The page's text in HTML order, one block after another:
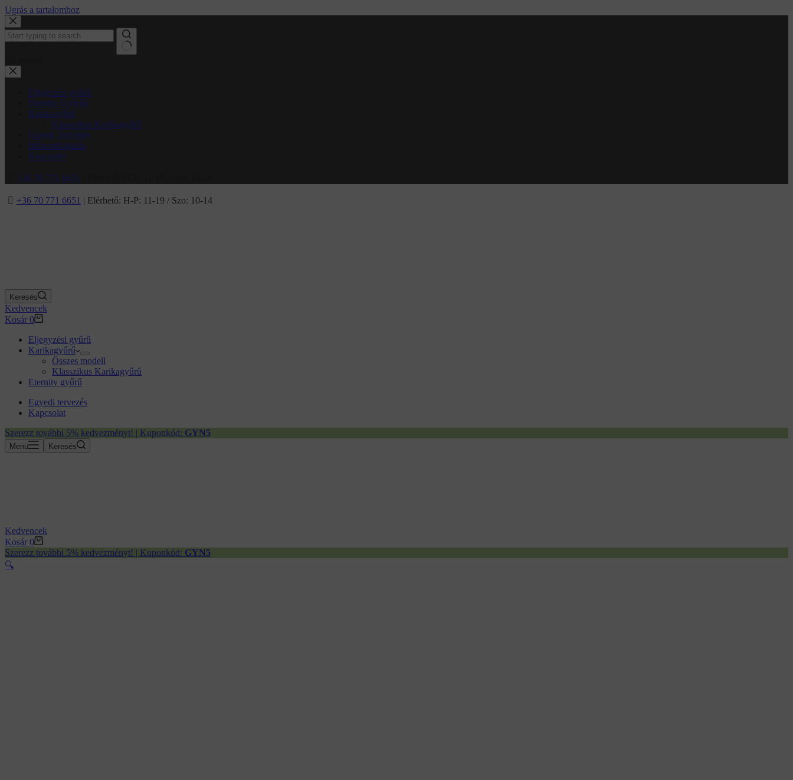
Ugrás a tartalomhoz
Eljegyzési gyűrű
Eternity Gyűrűk
Karikagyűrű
Klasszikus Karikagyűrű
Egyedi Tervezés
Időpontfoglalás
Kapcsolat
+36 70 771 6651
+36 70 771 6651 | Elérhető: H-P: 11-19 / Szo: 10-14
Keresés
Kedvencek
Kosár 0
Eljegyzési gyűrű
Karikagyűrű
Összes modell
Klasszikus Karikagyűrű
Eternity gyűrű
Egyedi tervezés
Kapcsolat
Szerezz további 5% kedvezményt! | Kuponkód: GYN5
Menü Keresés
Kedvencek
Kosár 0
Szerezz további 5% kedvezményt! | Kuponkód: GYN5
🔍